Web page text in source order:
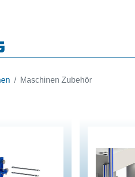
Maschinen Zubehör